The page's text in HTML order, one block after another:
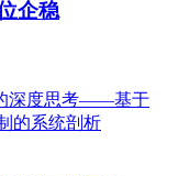
企稳